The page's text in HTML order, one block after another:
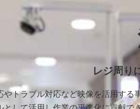
レジ周り
トラブル対応など映像を活用す